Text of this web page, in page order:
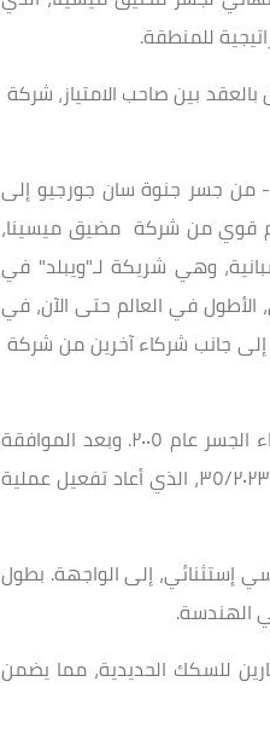
للمنطقة.
بين صاحب الامتياز، شركة
- من جسر جنوة سان جورجيو إلى
قوي من شركة مضيق ميسينا،
وهي شريكة لـ"ويبلد" في
في العالم حتى الآن، في
إلى جانب شركاء آخرين من شركة
وتعد "ويبلد" هي المساهم الأكبر في شركة "ويبلد" تحالف شركات، مُنح عقد تصميم وبناء الجسر عام ٢٠٠٥. وبعد الموافقة
على التصميم النهائي عام ٢٠١١، عُلِّقت الأعمال ولم تُستأنف إلا بصدور المرسوم التشريعي ٣٥/٢٠٢٣، الذي أعاد تفعيل عملية
إستثنائي، إلى الواجهة. بطول
ومسارين للسكك الحديدية، مما يضمن